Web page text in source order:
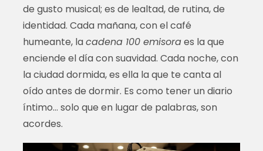
de gusto musical; es de lealtad, de rutina, de
identidad. Cada mañana, con el café
humeante, lacadena 100 emisoraes la que
enciende el día con suavidad. Cada noche, con
la ciudad dormida, es ella la que te canta al
oído antes de dormir. Es como tener un diario
íntimo… solo que en lugar de palabras, son
acordes.